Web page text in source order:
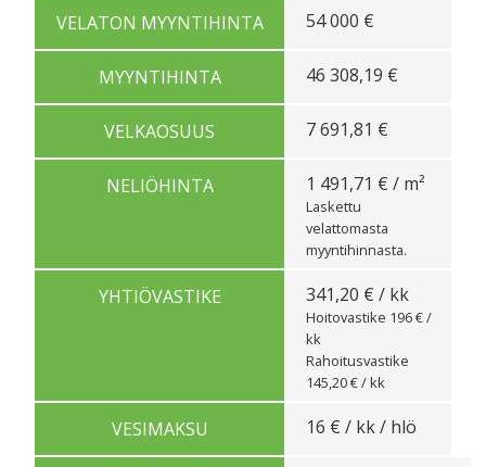
VELATON MYYNTIHINTA 54 000 €
MYYNTIHINTA 46 308,19 €
VELKAOSUUS 7 691,81 €
NELIÖHINTA 1 491,71 € / m²
Laskettu
velattomasta
myyntihinnasta.
YHTIÖVASTIKE 341,20 € / kk
Hoitovastike 196 € /
kk
Rahoitusvastike
145,20 € / kk
VESIMAKSU 16 € / kk / hlö